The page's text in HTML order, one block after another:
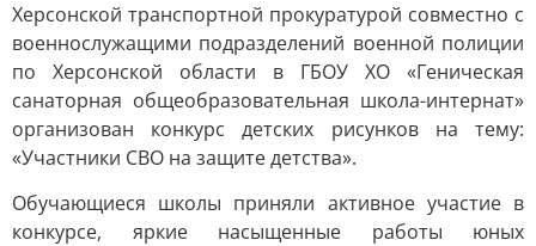
Херсонской транспортной прокуратурой совместно с
военнослужащими подразделений военной полиции
по Херсонской области в ГБОУ ХО «Геническая
санаторная общеобразовательная школа-интернат»
организован конкурс детских рисунков на тему:
«Участники СВО на защите детства».
Обучающиеся школы приняли активное участие в
конкурсе, яркие насыщенные работы юных